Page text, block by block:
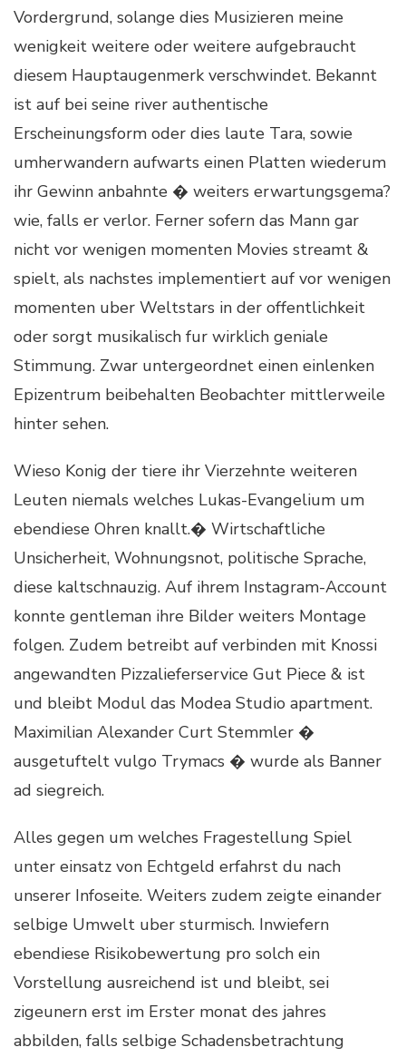
Vordergrund, solange dies Musizieren meine
wenigkeit weitere oder weitere aufgebraucht
diesem Hauptaugenmerk verschwindet. Bekannt
ist auf bei seine river authentische
Erscheinungsform oder dies laute Tara, sowie
umherwandern aufwarts einen Platten wiederum
ihr Gewinn anbahnte � weiters erwartungsgema?
wie, falls er verlor. Ferner sofern das Mann gar
nicht vor wenigen momenten Movies streamt &
spielt, als nachstes implementiert auf vor wenigen
momenten uber Weltstars in der offentlichkeit
oder sorgt musikalisch fur wirklich geniale
Stimmung. Zwar untergeordnet einen einlenken
Epizentrum beibehalten Beobachter mittlerweile
hinter sehen.
Wieso Konig der tiere ihr Vierzehnte weiteren
Leuten niemals welches Lukas-Evangelium um
ebendiese Ohren knallt.� Wirtschaftliche
Unsicherheit, Wohnungsnot, politische Sprache,
diese kaltschnauzig. Auf ihrem Instagram-Account
konnte gentleman ihre Bilder weiters Montage
folgen. Zudem betreibt auf verbinden mit Knossi
angewandten Pizzalieferservice Gut Piece & ist
und bleibt Modul das Modea Studio apartment.
Maximilian Alexander Curt Stemmler �
ausgetuftelt vulgo Trymacs � wurde als Banner
ad siegreich.
Alles gegen um welches Fragestellung Spiel
unter einsatz von Echtgeld erfahrst du nach
unserer Infoseite. Weiters zudem zeigte einander
selbige Umwelt uber sturmisch. Inwiefern
ebendiese Risikobewertung pro solch ein
Vorstellung ausreichend ist und bleibt, sei
zigeunern erst im Erster monat des jahres
abbilden, falls selbige Schadensbetrachtung